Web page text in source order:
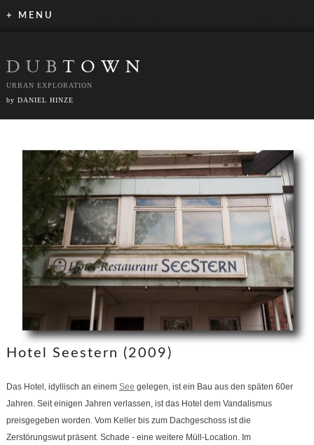
+ MENU
DUB TOWN
URBAN EXPLORATION
by DANIEL HINZE
Hotel Seestern (2009)
Das Hotel, idyllisch an einem See gelegen, ist ein Bau aus den späten 60er
Jahren. Seit einigen Jahren verlassen, ist das Hotel dem Vandalismus
preisgegeben worden. Vom Keller bis zum Dachgeschoss ist die
Zerstörungswut präsent. Schade - eine weitere Müll-Location. Im